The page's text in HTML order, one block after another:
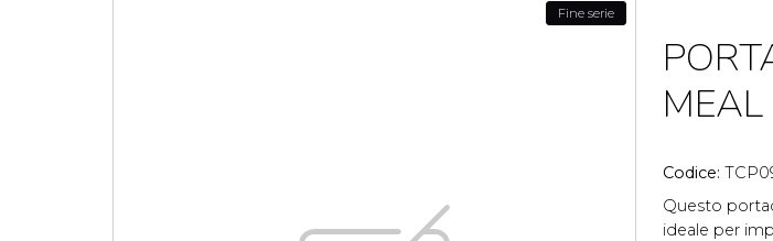
Fine serie
MEAL
Codice:
Questo
ideale per